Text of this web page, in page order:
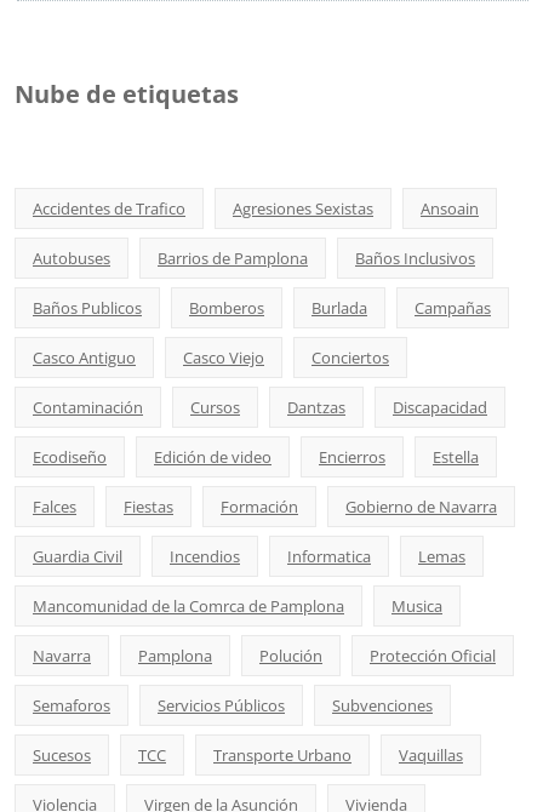
Nube de etiquetas
Accidentes de Trafico Agresiones Sexistas Ansoain
Autobuses Barrios de Pamplona Baños Inclusivos
Baños Publicos Bomberos Burlada Campañas
Casco Antiguo Casco Viejo Conciertos
Contaminación Cursos Dantzas Discapacidad
Ecodiseño Edición de video Encierros Estella
Falces Fiestas Formación Gobierno de Navarra
Guardia Civil Incendios Informatica Lemas
Mancomunidad de la Comrca de Pamplona Musica
Navarra Pamplona Polución Protección Oficial
Semaforos Servicios Públicos Subvenciones
Sucesos TCC Transporte Urbano Vaquillas
Violencia Virgen de la Asunción Vivienda